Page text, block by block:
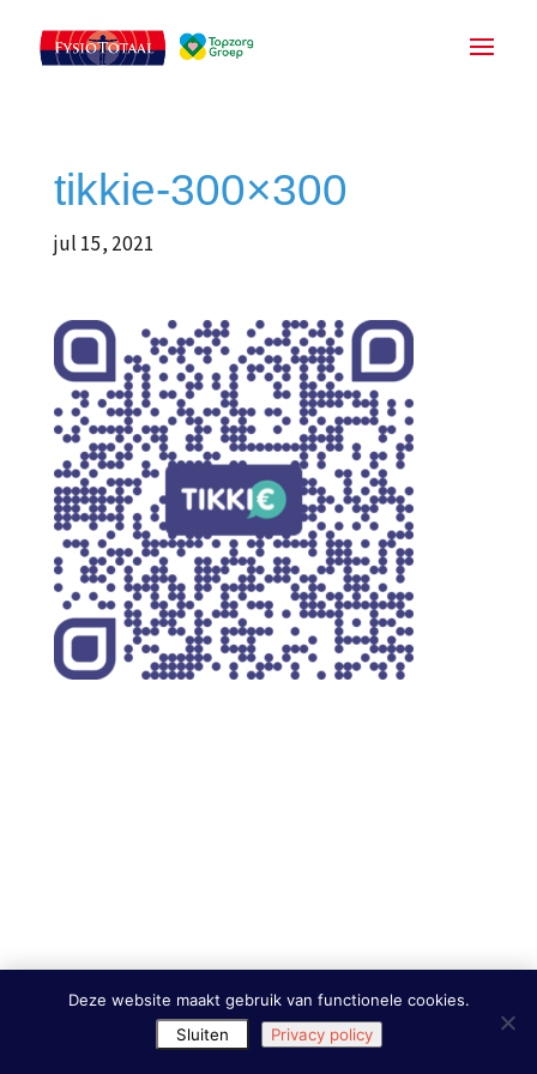
tikkie-300×300
jul 15, 2021
Deze website maakt gebruik van functionele cookies.
Sluiten
Privacy policy